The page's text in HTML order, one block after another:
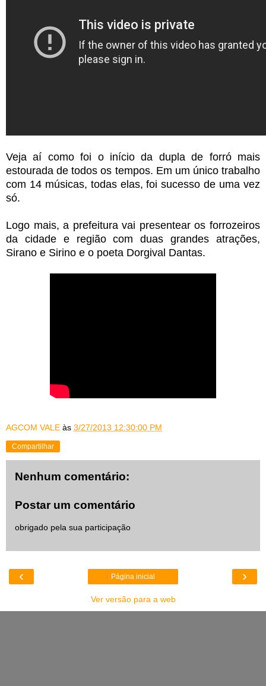
Veja aí como foi o início da dupla de forró mais
estourada de todos os tempos. Em um único trabalho
com 14 músicas, todas elas, foi sucesso de uma vez
só.
Logo mais, a prefeitura vai presentear os forrozeiros
da cidade e região com duas grandes atrações,
Sirano e Sirino e o poeta Dorgival Dantas.
AGCOM VALE às 3/27/2013 12:30:00 PM
Compartilhar
Nenhum comentário:
Postar um comentário
obrigado pela sua participação
‹ ›
Página inicial
Ver versão para a web